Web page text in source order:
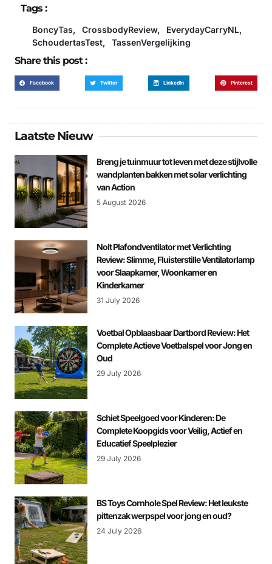
BoncyTas, CrossbodyReview, EverydayCarryNL,
SchoudertasTest, TassenVergelijking
Tags :
Share this post :
Facebook Twitter LinkedIn Pinterest
Laatste Nieuw
Breng je tuinmuur tot leven met deze stijlvolle
wandplanten bakken met solar verlichting
van Action
5 August 2026
Nolt Plafondventilator met Verlichting
Review: Slimme, Fluisterstille Ventilatorlamp
voor Slaapkamer, Woonkamer en
Kinderkamer
31 July 2026
Voetbal Opblaasbaar Dartbord Review: Het
Complete Actieve Voetbalspel voor Jong en
Oud
29 July 2026
Schiet Speelgoed voor Kinderen: De
Complete Koopgids voor Veilig, Actief en
Educatief Speelplezier
29 July 2026
BS Toys Cornhole Spel Review: Het leukste
pittenzak werpspel voor jong en oud?
24 July 2026